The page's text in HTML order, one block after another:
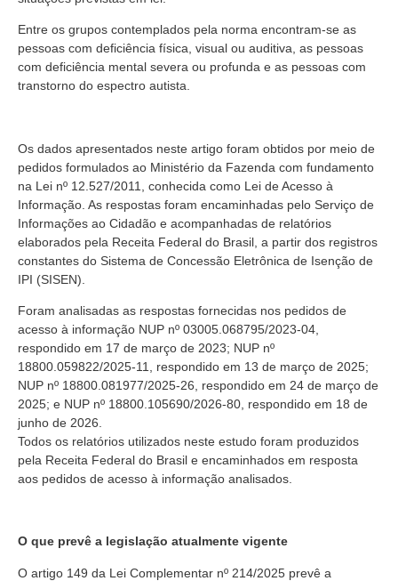
Entre os grupos contemplados pela norma encontram-se as
pessoas com deficiência física, visual ou auditiva, as pessoas
com deficiência mental severa ou profunda e as pessoas com
transtorno do espectro autista.
Os dados apresentados neste artigo foram obtidos por meio de
pedidos formulados ao Ministério da Fazenda com fundamento
na Lei nº 12.527/2011, conhecida como Lei de Acesso à
Informação. As respostas foram encaminhadas pelo Serviço de
Informações ao Cidadão e acompanhadas de relatórios
elaborados pela Receita Federal do Brasil, a partir dos registros
constantes do Sistema de Concessão Eletrônica de Isenção de
IPI (SISEN).
Foram analisadas as respostas fornecidas nos pedidos de
acesso à informação NUP nº 03005.068795/2023-04,
respondido em 17 de março de 2023; NUP nº
18800.059822/2025-11, respondido em 13 de março de 2025;
NUP nº 18800.081977/2025-26, respondido em 24 de março de
2025; e NUP nº 18800.105690/2026-80, respondido em 18 de
junho de 2026.
Todos os relatórios utilizados neste estudo foram produzidos
pela Receita Federal do Brasil e encaminhados em resposta
aos pedidos de acesso à informação analisados.
O que prevê a legislação atualmente vigente
O artigo 149 da Lei Complementar nº 214/2025 prevê a